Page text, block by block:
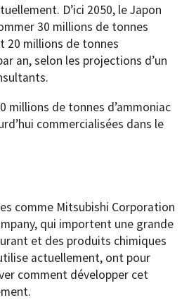
D’ici 2050, le Japon
30 millions de tonnes
20 millions de tonnes
an, selon les projections d’un
millions de tonnes d’ammoniac
commercialisées dans le
comme Mitsubishi Corporation
qui importent une grande
et des produits chimiques
actuellement, ont pour
comment développer cet